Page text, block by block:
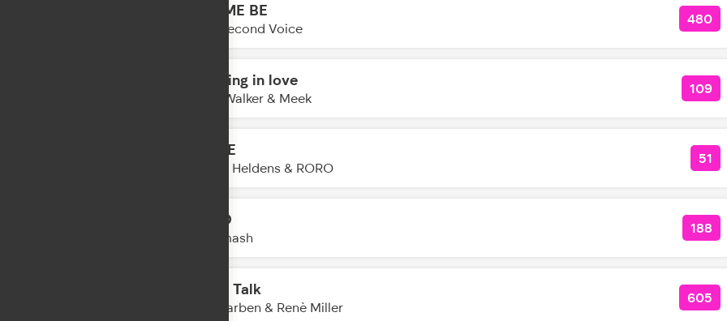
LET ME BE
The Second Voice
480
Dancing in love
Alan Walker & Meek
109
SHINE
Oliver Heldens & RORO
51
АРГО
DJ Smash
188
Body Talk
Alle Farben & Renè Miller
605